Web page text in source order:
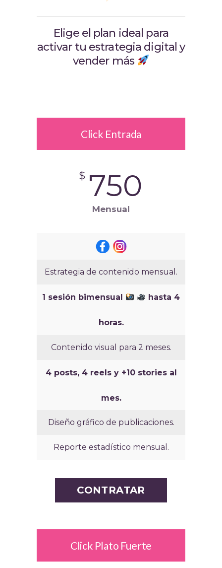
Elige el plan ideal para
activar tu estrategia digital y
vender más
Click Entrada
$ 750
Mensual
Estrategia de contenido mensual.
1 sesión bimensual hasta 4
horas.
Contenido visual para 2 meses.
4 posts, 4 reels y +10 stories al
mes.
Diseño gráfico de publicaciones.
Reporte estadístico mensual.
CONTRATAR
Click Plato Fuerte